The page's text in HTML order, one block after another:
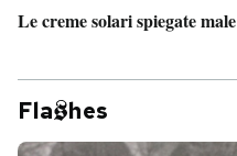
Le creme solari spiegate male
Fla hes